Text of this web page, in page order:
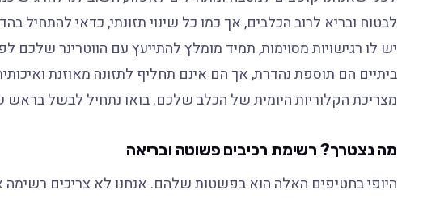
לבטוח ובריא לרוב הכלבים, אך כמו כל שינוי תזונתי, כדאי להתחיל
יש לו רגישויות מסוימות, תמיד מומלץ להתייעץ עם הווטרינר שלכם
ביתיים הם תוספת נהדרת, אך הם אינם תחליף לתזונה מאוזנת
מצריכת הקלוריות היומית של הכלב שלכם. בואו נתחיל לבשל
מה נצטרך? רשימת רכיבים פשוטה ובריאה
היופי בחטיפים האלה הוא בפשטות שלהם. אנחנו לא צריכים